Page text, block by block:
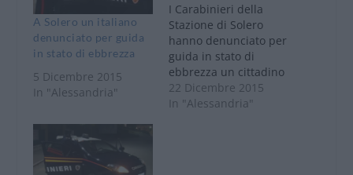
A Solero un italiano
denunciato per guida
in stato di ebbrezza
5 Dicembre 2015
In "Alessandria"
I Carabinieri della
Stazione di Solero
hanno denunciato per
guida in stato di
ebbrezza un cittadino
italiano di 55 anni,
residente in provincia
22 Dicembre 2015
In "Alessandria"